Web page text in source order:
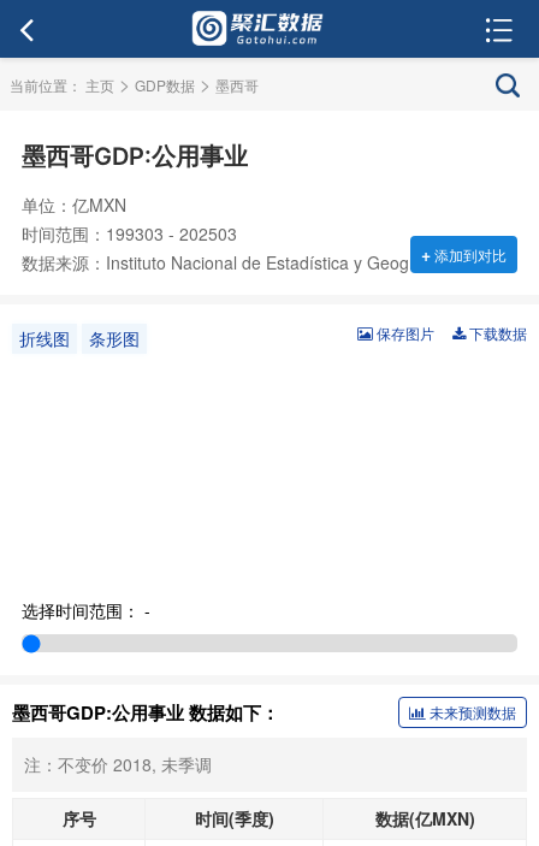
当前位置： 主页 > GDP数据 > 墨西哥
墨西哥GDP:公用事业
单位：亿MXN
时间范围：199303 - 202503
数据来源：Instituto Nacional de Estadística y Geografía (INEGI)
+添加到对比
折线图 条形图 下载数据
保存图片
选择时间范围： -
墨西哥GDP:公用事业 数据如下： 未来预测数据
注：不变价 2018, 未季调
序号 时间(季度)
数据(亿MXN)